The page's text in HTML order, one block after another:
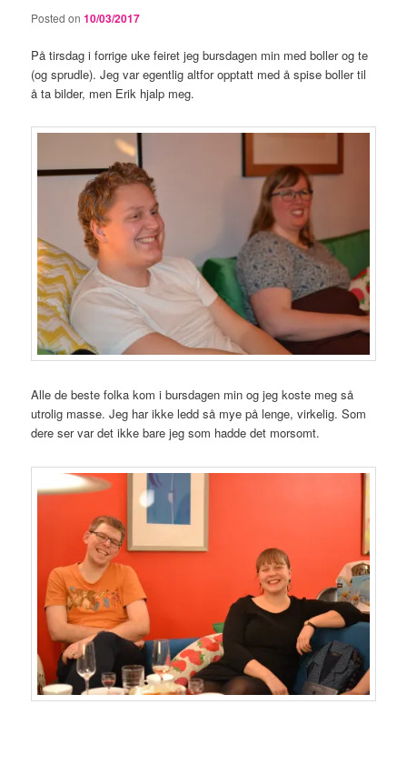
Posted on10/03/2017
På tirsdag i forrige uke feiret jeg bursdagen min med boller og te
(og sprudle). Jeg var egentlig altfor opptatt med å spise boller til
å ta bilder, men Erik hjalp meg.
Alle de beste folka kom i bursdagen min og jeg koste meg så
utrolig masse. Jeg har ikke ledd så mye på lenge, virkelig. Som
dere ser var det ikke bare jeg som hadde det morsomt.